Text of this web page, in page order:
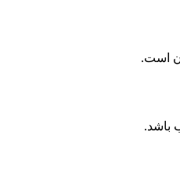
است.
باشد.